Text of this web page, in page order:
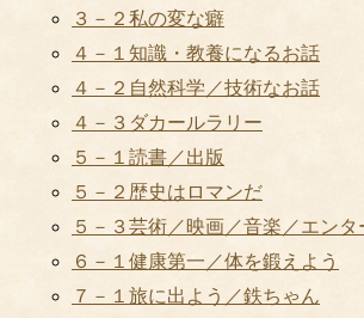
３－２私の変な癖
４－１知識・教養になるお話
４－２自然科学／技術なお話
４－３ダカールラリー
５－１読書／出版
５－２歴史はロマンだ
５－３芸術／映画／音楽／エンタ
６－１健康第一／体を鍛えよう
７－１旅に出よう／鉄ちゃん